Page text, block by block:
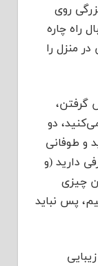
روی
راه چاره
منزل را
گرفتن،
دو
و طوفانی
دارید (و
چیزی
پس نباید